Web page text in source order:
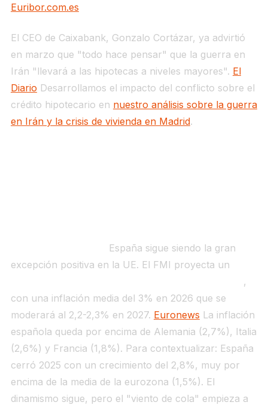
Euribor.com.es
El CEO de Caixabank, Gonzalo Cortázar, ya advirtió
en marzo que "todo hace pensar" que la guerra en
Irán "llevará a las hipotecas a niveles mayores". El
Diario Desarrollamos el impacto del conflicto sobre el
crédito hipotecario en nuestro análisis sobre la guerra
en Irán y la crisis de vivienda en Madrid.
España sigue siendo la gran
excepción positiva en la UE. El FMI proyecta un
,
con una inflación media del 3% en 2026 que se
moderará al 2,2-2,3% en 2027. Euronews La inflación
española queda por encima de Alemania (2,7%), Italia
(2,6%) y Francia (1,8%). Para contextualizar: España
cerró 2025 con un crecimiento del 2,8%, muy por
encima de la media de la eurozona (1,5%). El
dinamismo sigue, pero el "viento de cola" empieza a